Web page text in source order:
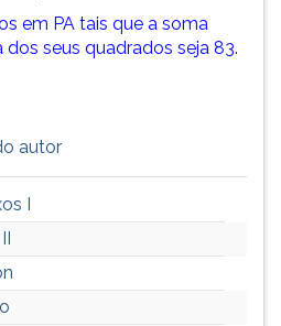
em PA tais que a soma
dos seus quadrados seja 83.
autor
I